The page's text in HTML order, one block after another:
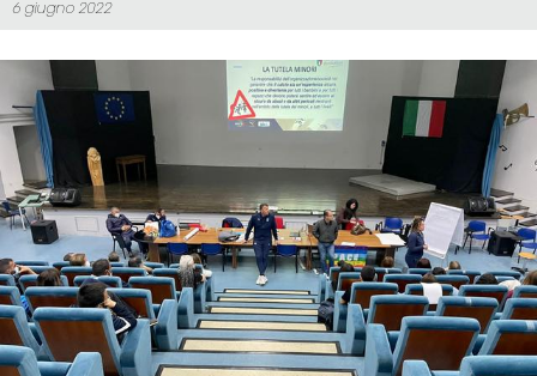
6 giugno 2022